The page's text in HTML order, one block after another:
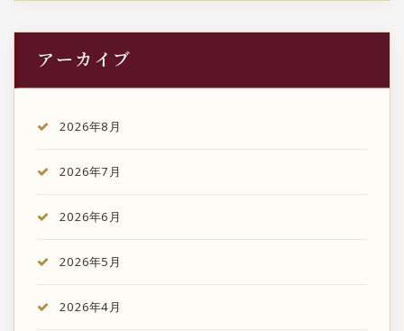
アーカイブ
2026年8月
2026年7月
2026年6月
2026年5月
2026年4月